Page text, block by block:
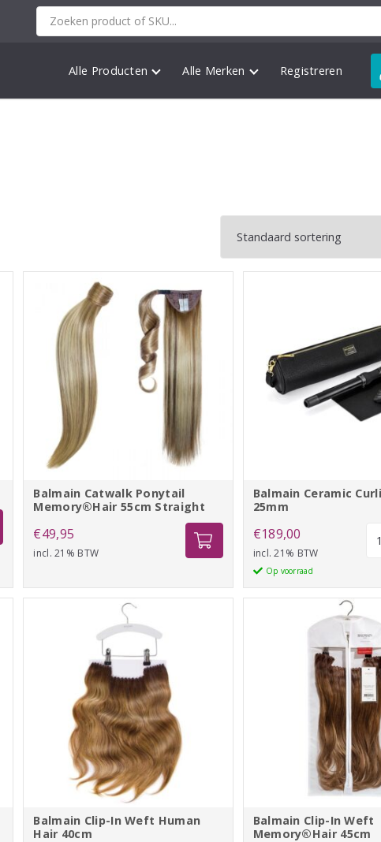
Alle Producten Alle Merken Registreren
Balmain Catwalk Ponytail
Memory®Hair 55cm Straight
€49,95
incl. 21% BTW
Balmain Ceramic
25mm
€189,00
incl. 21% BTW
Op voorraad
Balmain Clip-In Weft Human
Hair 40cm
Balmain Clip-In Weft
Memory®Hair 45cm